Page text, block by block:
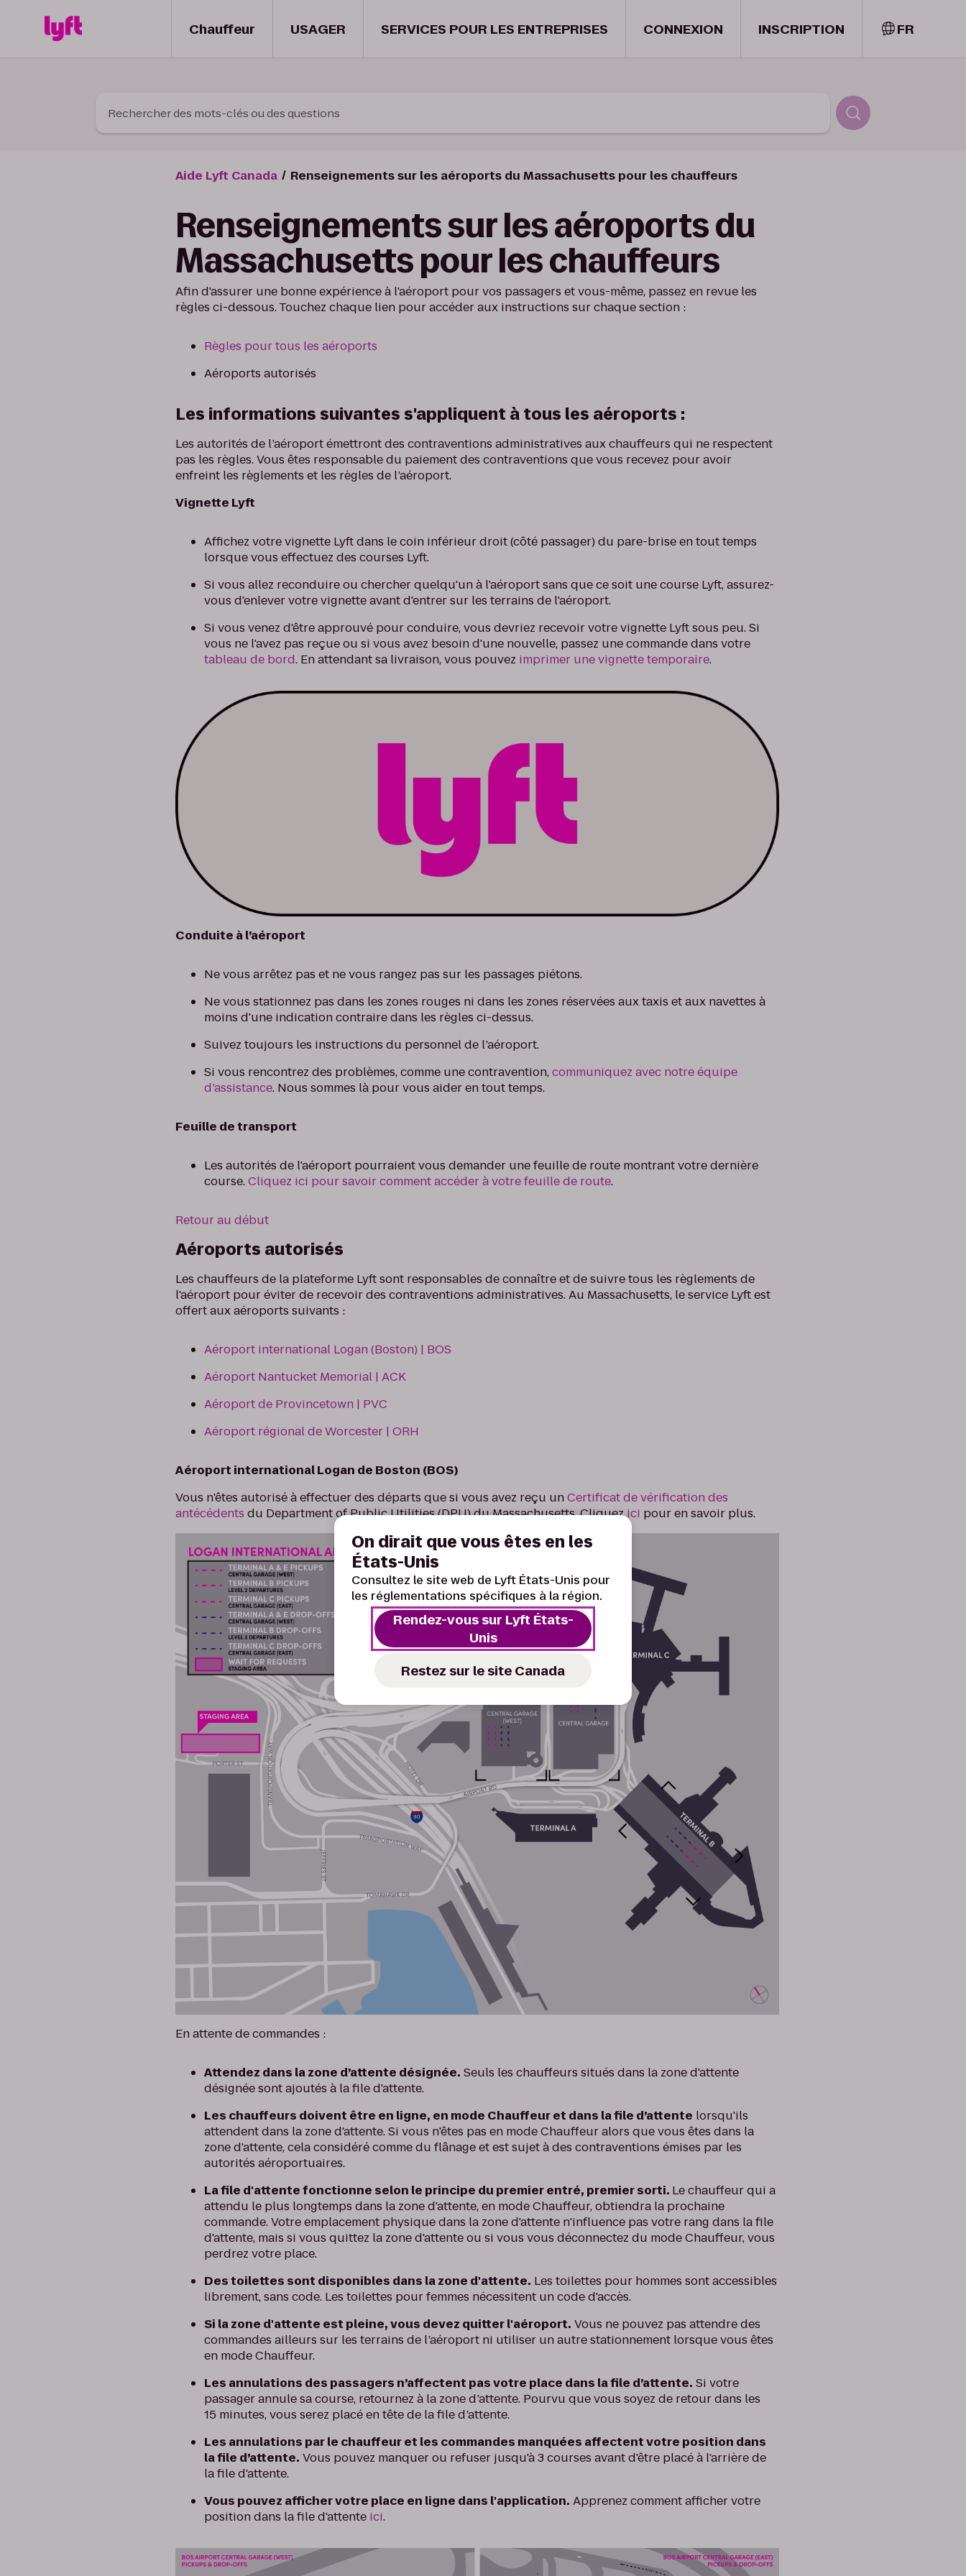
Chauffeur USAGER SERVICES POUR LES ENTREPRISES CONNEXION INSCRIPTION FR
Rechercher des mots-clés ou des questions
Aide Lyft Canada Renseignements sur les aéroports du Massachusetts pour les chauffeurs
Renseignements sur les aéroports du
Massachusetts pour les chauffeurs
Afin d'assurer une bonne expérience à l'aéroport pour vos passagers et vous-même, passez en revue les
règles ci-dessous. Touchez chaque lien pour accéder aux instructions sur chaque section :
Règles pour tous les aéroports
Aéroports autorisés
Les informations suivantes s'appliquent à tous les aéroports :
Les autorités de l’aéroport émettront des contraventions administratives aux chauffeurs qui ne respectent
pas les règles. Vous êtes responsable du paiement des contraventions que vous recevez pour avoir
enfreint les règlements et les règles de l’aéroport.
Vignette Lyft
Affichez votre vignette Lyft dans le coin inférieur droit (côté passager) du pare-brise en tout temps
lorsque vous effectuez des courses Lyft.
Si vous allez reconduire ou chercher quelqu'un à l'aéroport sans que ce soit une course Lyft, assurez-
vous d'enlever votre vignette avant d'entrer sur les terrains de l'aéroport.
Si vous venez d'être approuvé pour conduire, vous devriez recevoir votre vignette Lyft sous peu. Si
vous ne l'avez pas reçue ou si vous avez besoin d'une nouvelle, passez une commande dans votre
tableau de bord. En attendant sa livraison, vous pouvez imprimer une vignette temporaire.
Conduite à l’aéroport
Ne vous arrêtez pas et ne vous rangez pas sur les passages piétons.
Ne vous stationnez pas dans les zones rouges ni dans les zones réservées aux taxis et aux navettes à
moins d'une indication contraire dans les règles ci-dessus.
Suivez toujours les instructions du personnel de l’aéroport.
Si vous rencontrez des problèmes, comme une contravention,communiquez avec notre équipe
d’assistance. Nous sommes là pour vous aider en tout temps.
Feuille de transport
Les autorités de l'aéroport pourraient vous demander une feuille de route montrant votre dernière
course.Cliquez ici pour savoir comment accéder à votre feuille de route.
Retour au début
Aéroports autorisés
Les chauffeurs de la plateforme Lyft sont responsables de connaître et de suivre tous les règlements de
l'aéroport pour éviter de recevoir des contraventions administratives. Au Massachusetts, le service Lyft est
offert aux aéroports suivants :
Aéroport international Logan (Boston) | BOS
Aéroport Nantucket Memorial | ACK
Aéroport de Provincetown | PVC
Aéroport régional de Worcester | ORH
Aéroport international Logan de Boston (BOS)
Vous n'êtes autorisé à effectuer des départs que si vous avez reçu unCertificat de vérification des
antécédents du Department of Public Utilities (DPU) du Massachusetts.Cliquezici pour en savoir plus.
En attente de commandes :
Attendez dans la zone d’attente désignée. Seuls les chauffeurs situés dans la zone d'attente
désignée sont ajoutés à la file d'attente.
Les chauffeurs doivent être en ligne, en mode Chauffeur et dans la file d’attente lorsqu'ils
attendent dans la zone d'attente. Si vous n'êtes pas en mode Chauffeur alors que vous êtes dans la
zone d'attente, cela considéré comme du flânage et est sujet à des contraventions émises par les
autorités aéroportuaires.
La file d'attente fonctionne selon le principe du premier entré, premier sorti. Le chauffeur qui a
attendu le plus longtemps dans la zone d'attente, en mode Chauffeur, obtiendra la prochaine
commande. Votre emplacement physique dans la zone d'attente n'influence pas votre rang dans la file
d'attente, mais si vous quittez la zone d'attente ou si vous vous déconnectez du mode Chauffeur, vous
perdrez votre place.
Des toilettes sont disponibles dans la zone d'attente. Les toilettes pour hommes sont accessibles
librement, sans code. Les toilettes pour femmes nécessitent un code d'accès.
Si la zone d'attente est pleine, vous devez quitter l'aéroport. Vous ne pouvez pas attendre des
commandes ailleurs sur les terrains de l’aéroport ni utiliser un autre stationnement lorsque vous êtes
en mode Chauffeur.
Les annulations des passagers n’affectent pas votre place dans la file d’attente. Si votre
passager annule sa course, retournez à la zone d’attente. Pourvu que vous soyez de retour dans les
15 minutes, vous serez placé en tête de la file d’attente.
Les annulations par le chauffeur et les commandes manquées affectent votre position dans
la file d’attente. Vous pouvez manquer ou refuser jusqu'à 3 courses avant d'être placé à l'arrière de
la file d'attente.
Vous pouvez afficher votre place en ligne dans l'application. Apprenez comment afficher votre
position dans la file d'attente ici.
On dirait que vous êtes en les
États-Unis
Consultez le site web de Lyft États-Unis pour
les réglementations spécifiques à la région.
Rendez-vous sur Lyft États-
Unis
Restez sur le site Canada